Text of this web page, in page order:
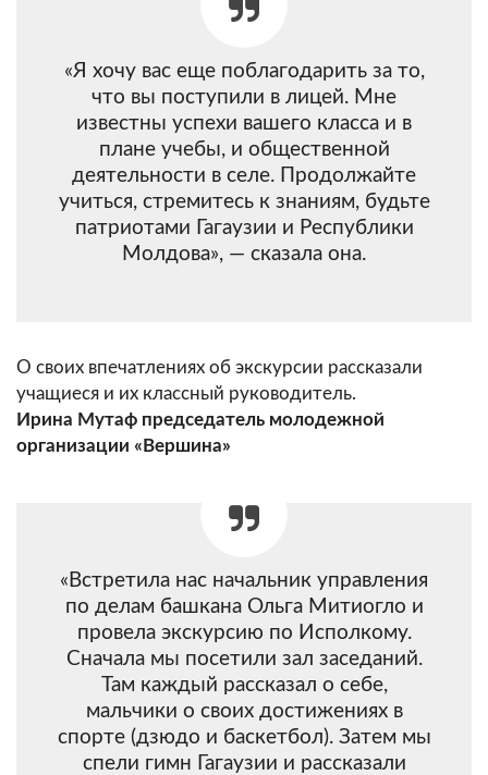
«Я хочу вас еще поблагодарить за то,
что вы поступили в лицей. Мне
известны успехи вашего класса и в
плане учебы, и общественной
деятельности в селе. Продолжайте
учиться, стремитесь к знаниям, будьте
патриотами Гагаузии и Республики
Молдова», — сказала она.
О своих впечатлениях об экскурсии рассказали
учащиеся и их классный руководитель.
Ирина Мутаф председатель молодежной
организации «Вершина»
«Встретила нас начальник управления
по делам башкана Ольга Митиогло и
провела экскурсию по Исполкому.
Сначала мы посетили зал заседаний.
Там каждый рассказал о себе,
мальчики о своих достижениях в
спорте (дзюдо и баскетбол). Затем мы
спели гимн Гагаузии и рассказали